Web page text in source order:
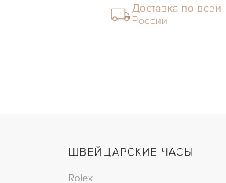
Доставка по всей
России
ШВЕЙЦАРСКИЕ ЧАСЫ
Rolex